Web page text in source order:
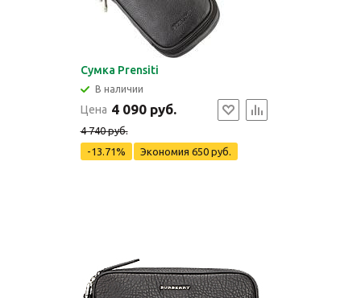
Сумка Prensiti
В наличии
Цена 4 090 руб.
4 740 руб.
-13.71%
Экономия 650 руб.